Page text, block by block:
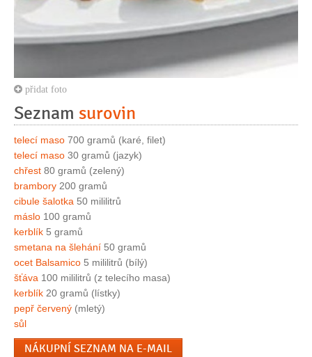
přidat foto
Seznam surovin
telecí maso 700 gramů (karé, filet)
telecí maso 30 gramů (jazyk)
chřest 80 gramů (zelený)
brambory 200 gramů
cibule šalotka 50 mililitrů
máslo 100 gramů
kerblík 5 gramů
smetana na šlehání 50 gramů
ocet Balsamico 5 mililitrů (bílý)
šťáva 100 mililitrů (z telecího masa)
kerblík 20 gramů (lístky)
pepř červený (mletý)
sůl
NÁKUPNÍ SEZNAM NA E-MAIL